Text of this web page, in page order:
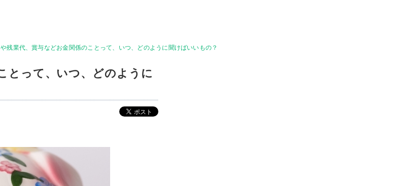
残業代、賞与などお金関係のことって、いつ、どのように聞けばいいもの？
とって、いつ、どのように